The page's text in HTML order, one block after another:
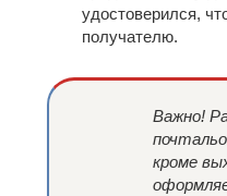
удостоверился,
получателю.
Важно!
кроме